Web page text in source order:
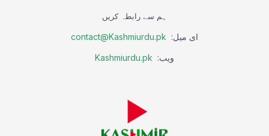
ہم سے رابطہ کریں
ای میل: contact@Kashmiurdu.pk
ویب: Kashmiurdu.pk